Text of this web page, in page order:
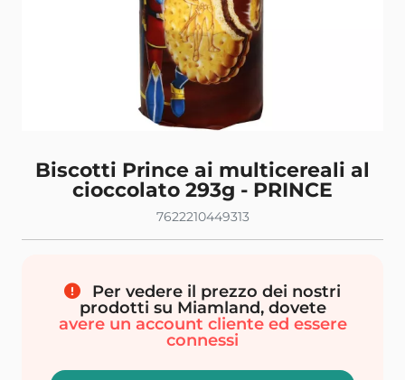
Biscotti Prince ai multicereali al
cioccolato 293g - PRINCE
7622210449313
Per vedere il prezzo dei nostri
prodotti su Miamland, dovete
avere un account cliente ed essere
connessi